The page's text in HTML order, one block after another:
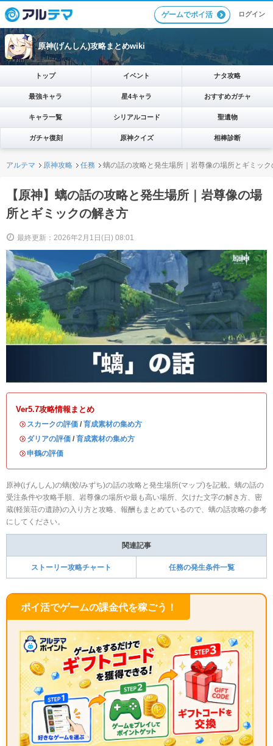
ゲームでポイ活 ログイン
原神(げんしん)攻略まとめwiki
トップ イベント ナタ攻略
最強キャラ 星4キャラ おすすめガチャ
キャラ一覧 シリアルコード 聖遺物
ガチャ復刻 原神クイズ 相棒診断
アルテマ 原神攻略 任務 螭の話の攻略と発生場所｜岩尊像の場所とギミック
【原神】螭の話の攻略と発生場所｜岩尊像の場
所とギミックの解き方
最終更新：2026年2月1日(日) 08:01
Ver5.7攻略情報まとめ
・ スカークの評価 / 育成素材の集め方
・ ダリアの評価 / 育成素材の集め方
・申鶴の評価
原神(げんしん)の螭(蛟/みずち)の話の攻略と発生場所(マップ)を記載。螭の話の
受注条件や攻略手順、岩尊像の場所や最も高い場所、欠けた文字の解き方、密
蔵(軽策荘の遺跡)の入り方と攻略、報酬もまとめているので、螭の話攻略の参考
にしてください。
関連記事
ストーリー攻略チャート 任務の発生条件一覧
ポイ活でゲームの課金代を稼ごう！